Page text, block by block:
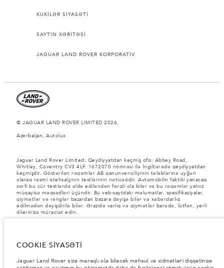
KUKİLƏR SİYASƏTİ
SAYTIN XƏRİTƏSİ
JAGUAR LAND ROVER KORPORATİV
© JAGUAR LAND ROVER LIMITED 2026.
Azerbaijan, Autolux
Jaguar Land Rover Limited: Qeydiyyatdan keçmiş ofis: Abbey Road,
Whitley, Coventry CV3 4LF. 1672070 nömrəsi ilə İngiltərədə qeydiyyatdan
keçmişdir. Göstərilən rəqəmlər AB qanunvericiliyinin tələblərinə uyğun
olaraq rəsmi istehsalçının testlərinin nəticəsidir. Avtomobilin faktiki yanacaq
sərfi bu cür testlərdə əldə ediləndən fərqli ola bilər və bu rəqəmlər yalnız
müqayisə məqsədləri üçündir. Bu veb-saytdakı məlumatlar, spesifikasiyalar,
qiymətlər və rənglər bazardan bazara dəyişə bilər və xəbərdarlıq
edilmədən dəyişdirilə bilər. Ərazidə varlıq və qiymətlər barədə, lütfən, yerli
dilerinizə müraciət edin.
yükləndikdə Ümumi Avtomobil Çəkisinin (GVW) və Oxa Düşən Maksimum
Şəkillər və spesifikasiyalar haqqında vacib qeyd.
COOKIE SİYASƏTİ
Jaguar Land Rover sizə maraqlı ola biləcək məhsul və xidmətləri diqqətinizə